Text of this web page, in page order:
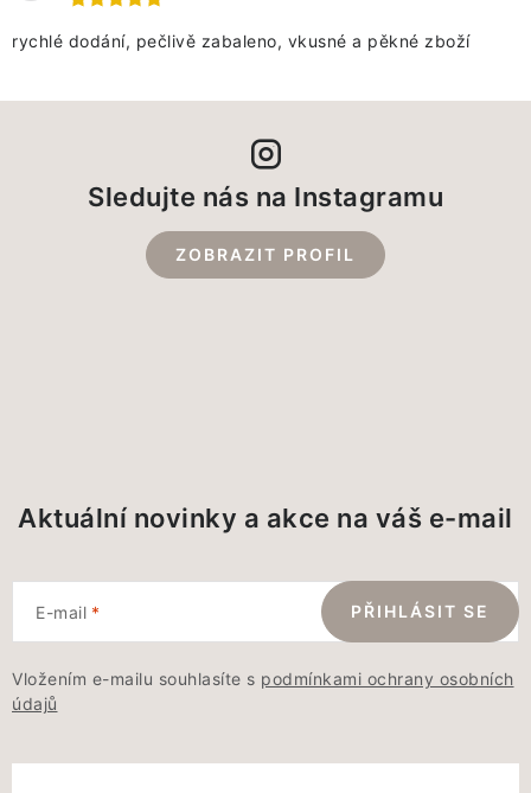
rychlé dodání, pečlivě zabaleno, vkusné a pěkné zboží
Sledujte nás na Instagramu
ZOBRAZIT PROFIL
Aktuální novinky a akce na váš e-mail
E-mail
Vložením e-mailu souhlasíte s podmínkami ochrany osobních
údajů
PŘIHLÁSIT SE